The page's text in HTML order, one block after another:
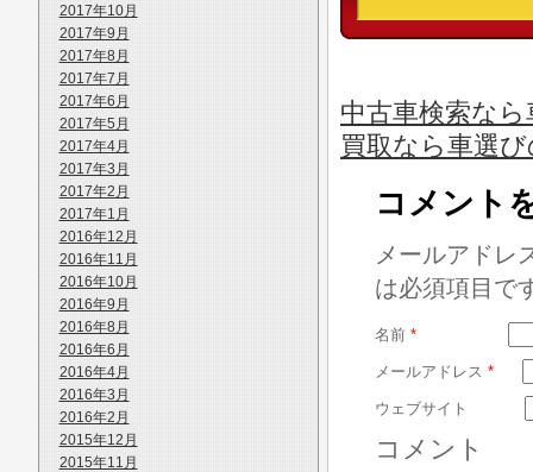
2017年10月
2017年9月
2017年8月
2017年7月
2017年6月
2017年5月
2017年4月
2017年3月
2017年2月
2017年1月
2016年12月
2016年11月
2016年10月
2016年9月
2016年8月
2016年6月
2016年4月
2016年3月
2016年2月
2015年12月
2015年11月
中古車検索な
買取なら車選
コメント
メールアドレ
は必須項目で
名前 *
メールアドレス *
ウェブサイト
コメント